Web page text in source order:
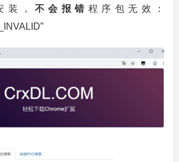
装， 不会报错 程序包无效：